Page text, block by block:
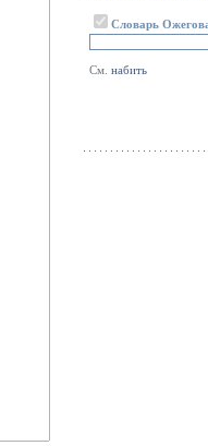
Словарь
См. набить